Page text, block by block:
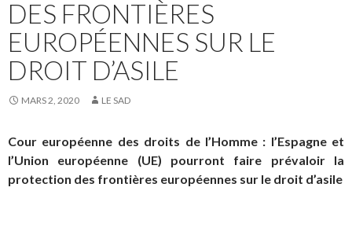
DES FRONTIÈRES
EUROPÉENNES SUR LE
DROIT D’ASILE
MARS 2, 2020 LE SAD
Cour européenne des droits de l’Homme : l’Espagne et
l’Union européenne (UE) pourront faire prévaloir la
protection des frontières européennes sur le droit d’asile